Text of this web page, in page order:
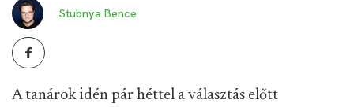
Stubnya Bence
A tanárok idén pár héttel a választás előtt